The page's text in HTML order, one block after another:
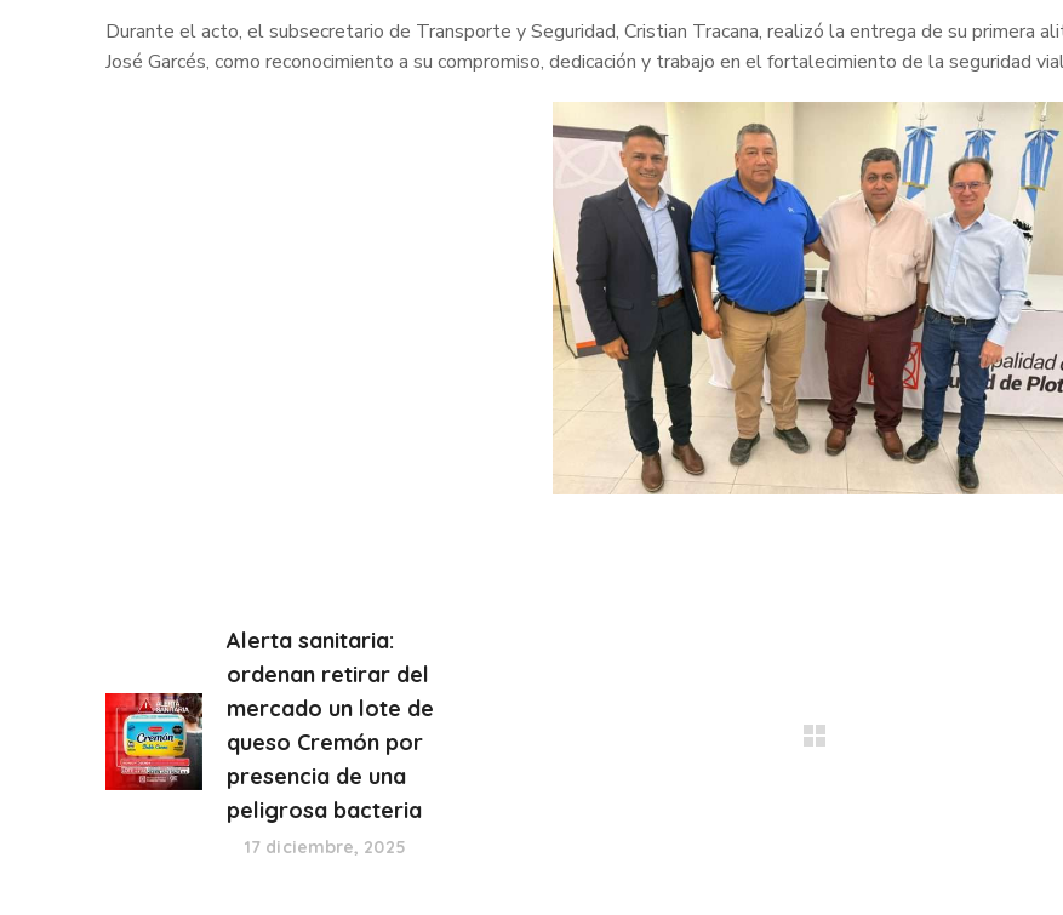
Durante el acto, el subsecretario de Transporte y Seguridad, Cristian Tracana, realizó la entrega de su primera
José Garcés, como reconocimiento a su compromiso, dedicación y trabajo en el fortalecimiento de la seguridad
Alerta sanitaria:
ordenan retirar del
mercado un lote de
queso Cremón por
presencia de una
peligrosa bacteria
17 diciembre, 2025